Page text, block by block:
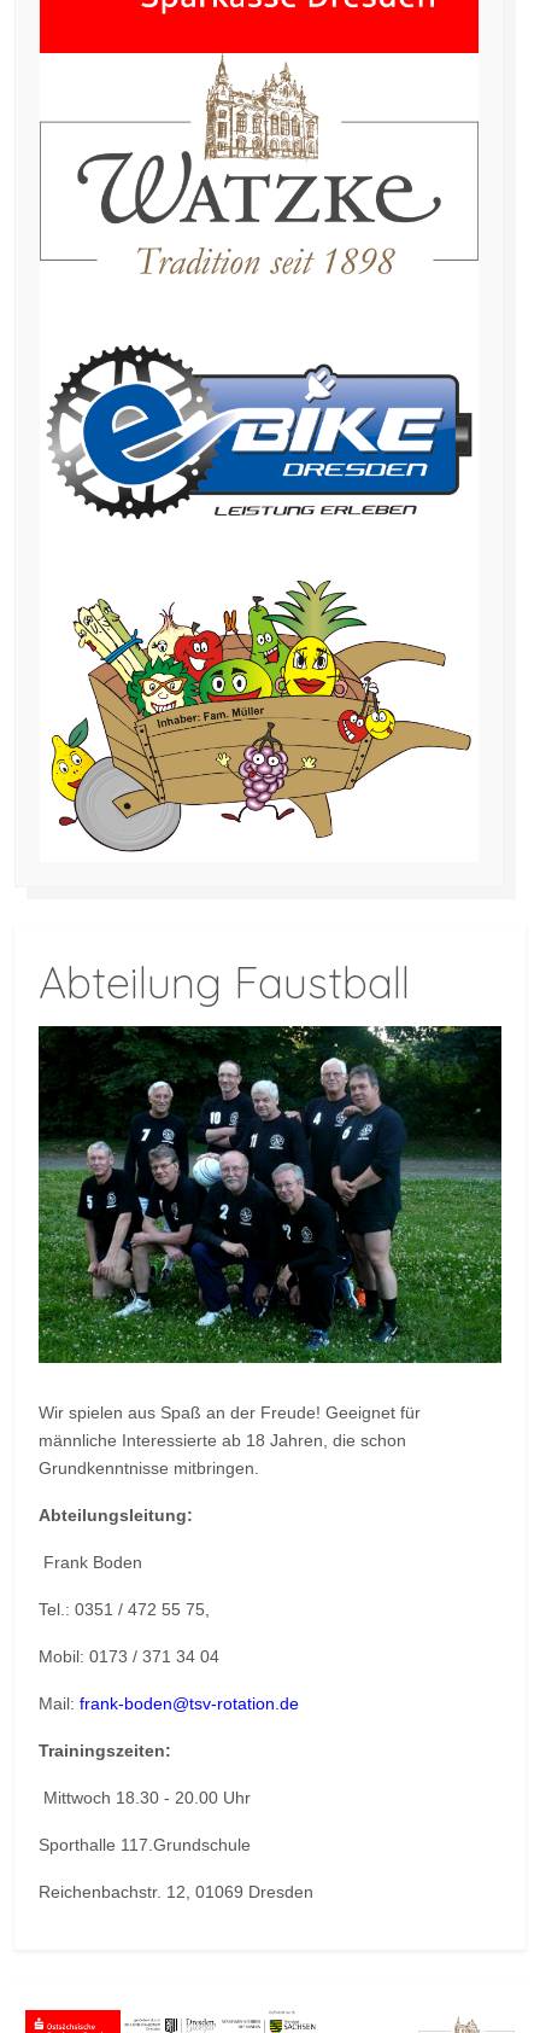
Abteilung Faustball
Wir spielen aus Spaß an der Freude! Geeignet für
männliche Interessierte ab 18 Jahren, die schon
Grundkenntnisse mitbringen.
Abteilungsleitung:
Frank Boden
Tel.: 0351 / 472 55 75,
Mobil: 0173 / 371 34 04
Mail: frank-boden@tsv-rotation.de
Trainingszeiten:
Mittwoch 18.30 - 20.00 Uhr
Sporthalle 117.Grundschule
Reichenbachstr. 12, 01069 Dresden